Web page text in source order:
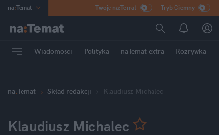
na:Temat
Poland
mama
Rozrywka
Twoje na:Temat Tryb Ciemny
Wiadomości Polityka naTemat extra Rozrywka
na:Temat Skład redakcji Klaudiusz Michalec
Klaudiusz Michalec